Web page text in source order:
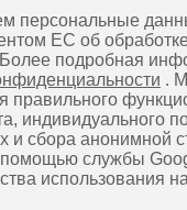
персональные
ЕС об
подробная
.
правильного
индивидуального
и сбора анонимной
помощью службы
использования